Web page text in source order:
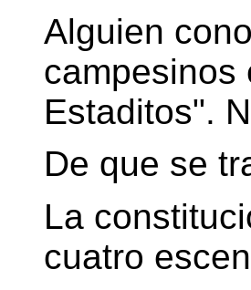
Alguien
campesinos
Estaditos".
De que se
La
cuatro